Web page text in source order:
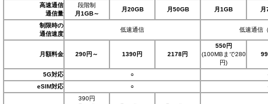
高速通信
通信量
段階制
月1GB～
月20GB 月50GB 月1GB 月
制限時の
通信速度
低速通信 低速通信
月額料金 290円～ 1390円 2178円
550円
(100MBまで280
円)
5G対応 ○
eSIM対応
○
390円